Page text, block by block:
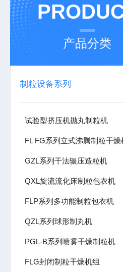
产品分类
制粒设备系列
试验型挤压机抛丸制粒机
FL FG系列立式沸腾制粒干燥
GZL系列干法辗压造粒机
QXL旋流流化床制粒包衣机
FLP系列多功能制粒包衣机
QZL系列球形制丸机
PGL-B系列喷雾干燥制粒机
FLG封闭制粒干燥机组